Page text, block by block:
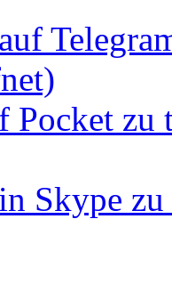
zu
Skype